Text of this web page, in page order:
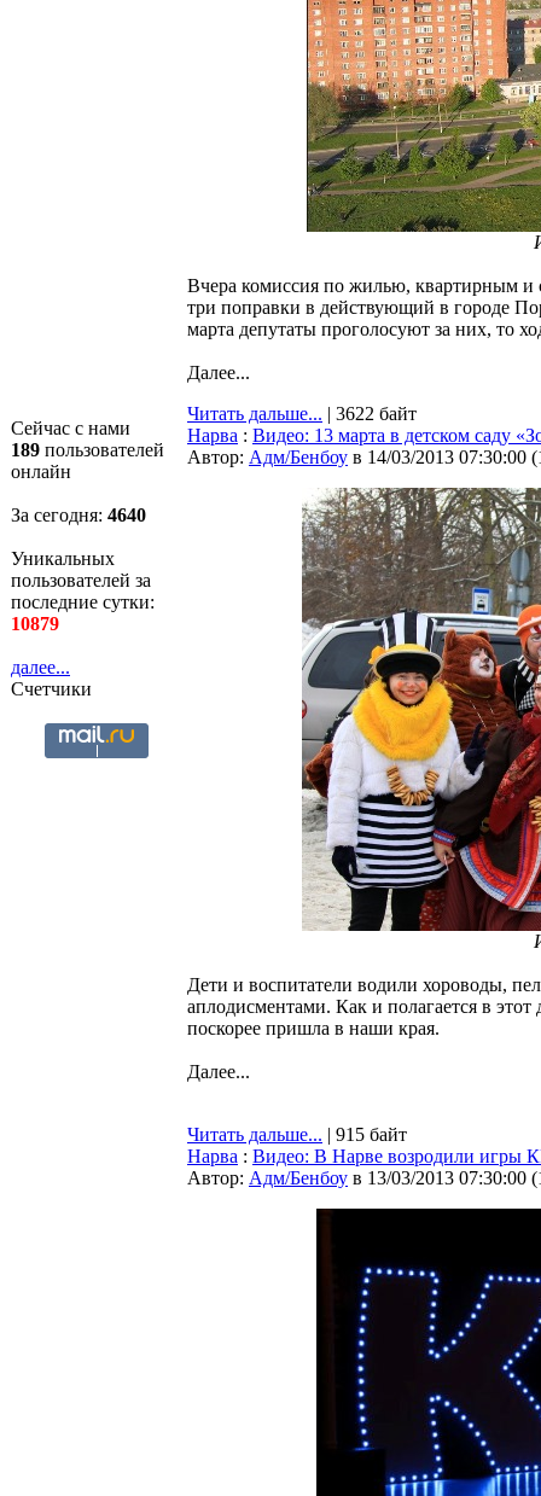
Сейчас с нами
189 пользователей
онлайн
За сегодня: 4640
Уникальных
пользователей за
последние сутки:
10879
далее...
Счетчики
Вчера комиссия по жилью, квартирным и
три поправки в действующий в городе
марта депутаты проголосуют за них, то
Далее...
Читать дальше... | 3622 байт
Нарва : Видео: 13 марта в детском саду
Автор: Адм/Бенбоу в 14/03/2013 07:30:00 (
Дети и воспитатели водили хороводы,
аплодисментами. Как и полагается в
поскорее пришла в наши края.
Далее...
Читать дальше... | 915 байт
Нарва : Видео: В Нарве возродили игры
Автор: Адм/Бенбоу в 13/03/2013 07:30:00 (